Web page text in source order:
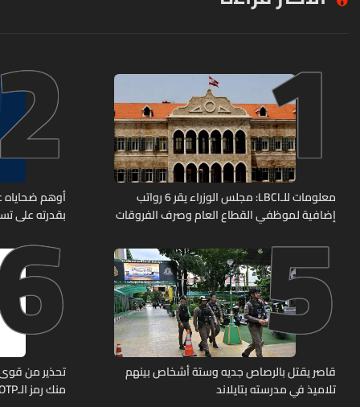
1
معلومات للـLBCI: مجلس الوزراء يقر 6 رواتب
إضافية لموظفي القطاع العام وصرف الفروقات
أوهم ضحاياه
بقدرته على
5
قاصر يقتل بالرصاص جديه وستة أشخاص بينهم
تلاميذ في مدرسته بتايلاند
تحذير من
منك رمز الـOTP